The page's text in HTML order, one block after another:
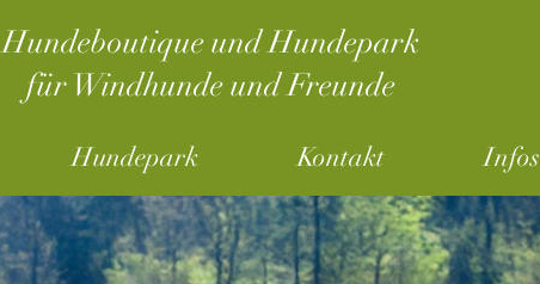
Hundeboutique und Hundepark
für Windhunde und Freunde
Hundepark Kontakt Infos